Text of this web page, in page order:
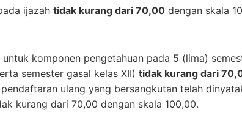
ijazah tidak kurang dari 70,00 dengan skala
untuk komponen pengetahuan pada 5 (lima)
semester gasal kelas XII) tidak kurang dari
ulang yang bersangkutan telah
kurang dari 70,00 dengan skala 100,00.